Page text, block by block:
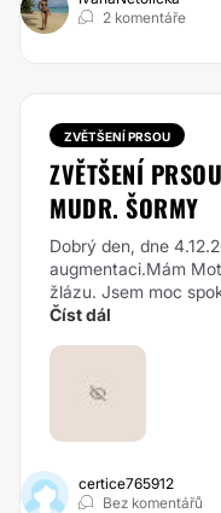
2 komentáře
ZVĚTŠENÍ PRSOU
ZVĚTŠENÍ
MUDR. ŠORMY
Dobrý den, dne
augmentaci.Mám
žlázu. Jsem moc
Číst dál
certice765912
Bez komentářů